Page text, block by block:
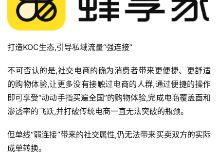
打造KOC生态,引导私域流量“强连接”
不可否认的是,社交电商的确为消费者带来更便捷、更舒适
的购物体验,让更多没有接触过电商的人群,通过便捷的操作
即可享受“动动手指买遍全国”的购物体验,完成电商覆盖面和
渗透率的飞跃,并打破传统电商一直无法突破的瓶颈。
但单线“弱连接”带来的社交属性,仍无法带来买卖双方的实际
成单转换。